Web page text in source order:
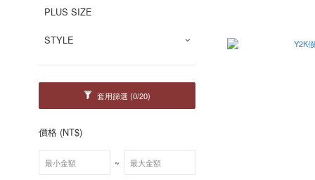
PLUS SIZE
STYLE
套用篩選 (0/20)
價格 (NT$)
~